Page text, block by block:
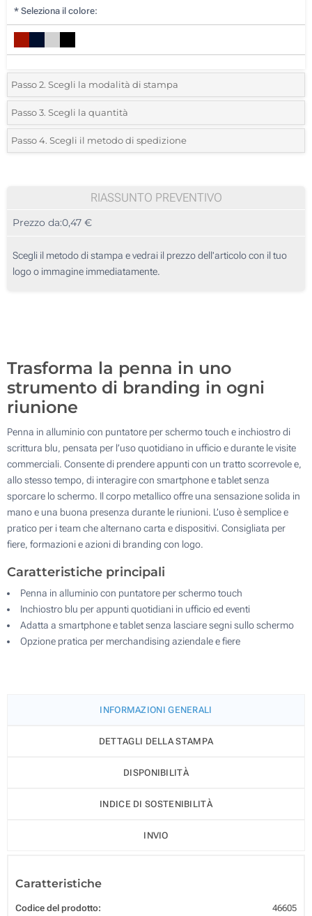
* Seleziona il colore:
Passo 2. Scegli la modalità di stampa
*Seleziona la posizione di stampa e il colore del vostro logo:
Incisione Laser (Sul corpo)
Stampa digitale (Sul corpo)
Senza stampa
Passo 3. Scegli la quantità
*Quantità desiderata:
50
125
250
Passo 4. Scegli il metodo di spedizione
RIASSUNTO PREVENTIVO
Prezzo da:0,47 €
Scegli il metodo di stampa e vedrai il prezzo dell'articolo con il tuo
logo o immagine immediatamente.
Trasforma la penna in uno
strumento di branding in ogni
riunione
Penna in alluminio con puntatore per schermo touch e inchiostro di
scrittura blu, pensata per l’uso quotidiano in ufficio e durante le visite
commerciali. Consente di prendere appunti con un tratto scorrevole e,
allo stesso tempo, di interagire con smartphone e tablet senza
sporcare lo schermo. Il corpo metallico offre una sensazione solida in
mano e una buona presenza durante le riunioni. L’uso è semplice e
pratico per i team che alternano carta e dispositivi. Consigliata per
fiere, formazioni e azioni di branding con logo.
Caratteristiche principali
Penna in alluminio con puntatore per schermo touch
Inchiostro blu per appunti quotidiani in ufficio ed eventi
Adatta a smartphone e tablet senza lasciare segni sullo schermo
Opzione pratica per merchandising aziendale e fiere
INFORMAZIONI GENERALI
DETTAGLI DELLA STAMPA
DISPONIBILITÀ
INDICE DI SOSTENIBILITÀ
INVIO
Caratteristiche
Codice del prodotto: 46605